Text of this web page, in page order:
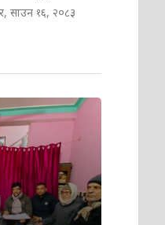
साउन १६, २०८३